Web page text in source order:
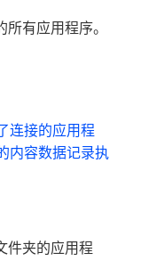
所有应用程序。
连接的应用程
内容数据记录执
件夹的应用程